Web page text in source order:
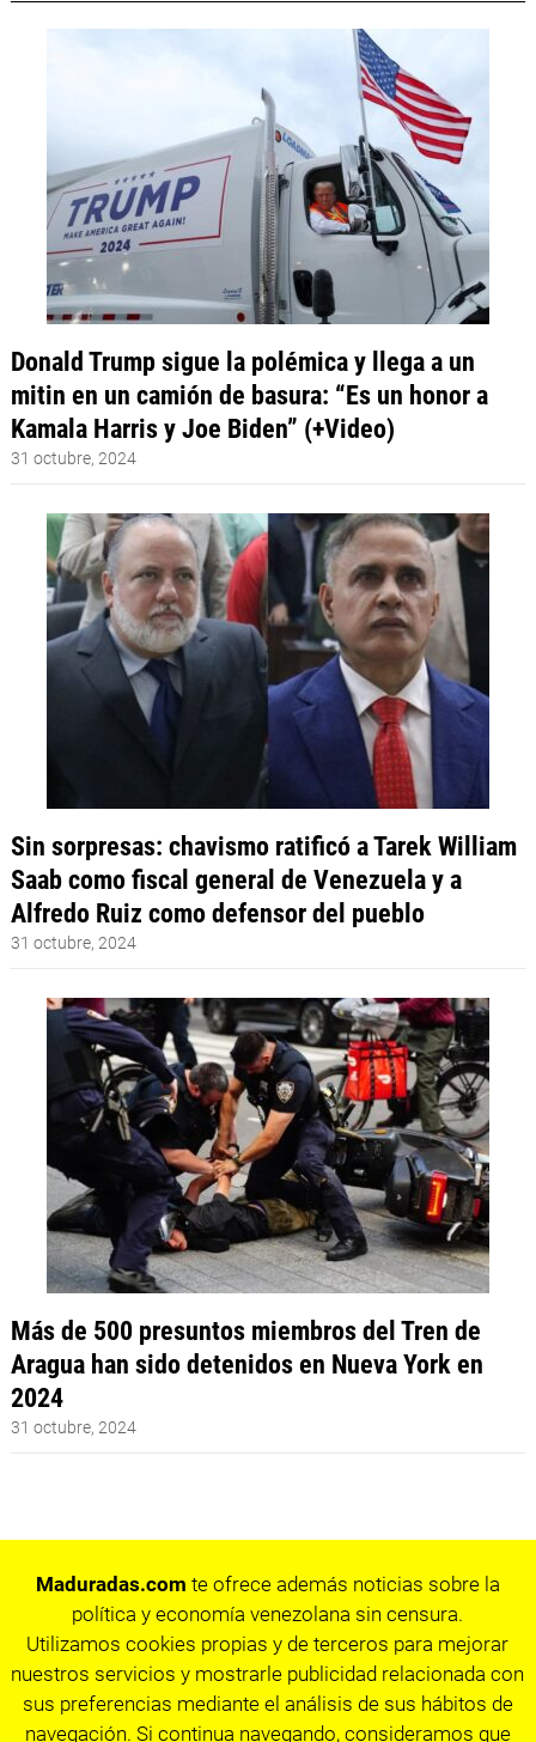
Donald Trump sigue la polémica y llega a un
mitin en un camión de basura: “Es un honor a
Kamala Harris y Joe Biden” (+Video)
31 octubre, 2024
Sin sorpresas: chavismo ratificó a Tarek William
Saab como fiscal general de Venezuela y a
Alfredo Ruiz como defensor del pueblo
31 octubre, 2024
Más de 500 presuntos miembros del Tren de
Aragua han sido detenidos en Nueva York en
2024
31 octubre, 2024
Maduradas.com te ofrece además noticias sobre la
política y economía venezolana sin censura.
Utilizamos cookies propias y de terceros para mejorar
nuestros servicios y mostrarle publicidad relacionada con
sus preferencias mediante el análisis de sus hábitos de
navegación. Si continua navegando, consideramos que